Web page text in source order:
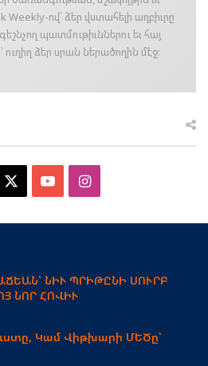
ով՝ ձեր վստահելի աղբիւրը
պատմութիւններու եւ հայ
ձեր սրան ներածողին մէջ։
YouTubeInstagram
ՆԻՒ ՊՐԻԹԸՆԻ ՍՈՒՐԲ
ՆՈՐ ՀՈՎԻՒ
Կամ Վիթխարի ՄԵԾը՝